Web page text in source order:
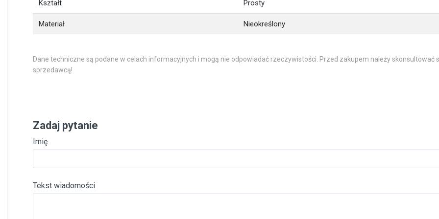
Kształt Prosty
Materiał Nieokreślony
Dane techniczne są podane w celach informacyjnych i mogą nie odpowiadać rzeczywistości. Przed zakupem należy skonsultować
sprzedawcą!
Zadaj pytanie
Imię
Tekst wiadomości